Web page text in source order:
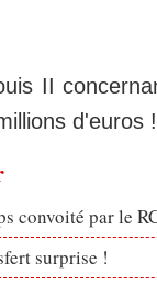
II
d'euros !
convoité par le
surprise !